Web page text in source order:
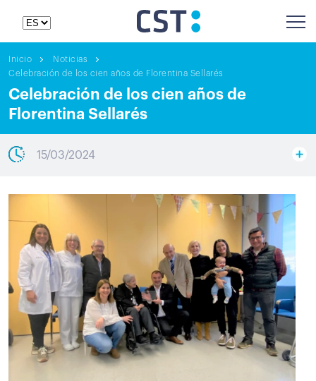
Inicio
Noticias
Celebración de los cien años de Florentina Sellarés
Celebración de los cien años de
Florentina Sellarés
15/03/2024